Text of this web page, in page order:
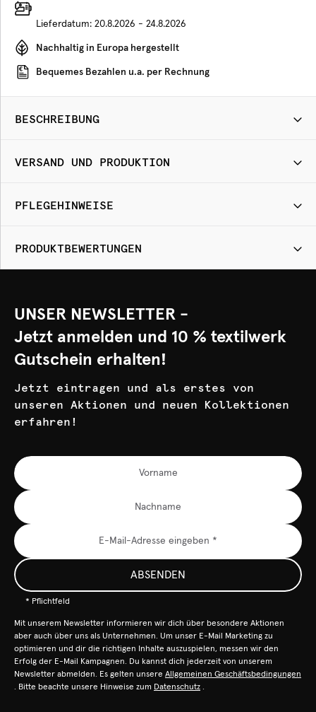
Lieferdatum: 20.8.2026 - 24.8.2026
Nachhaltig in Europa hergestellt
Bequemes Bezahlen u.a. per Rechnung
BESCHREIBUNG
VERSAND UND PRODUKTION
PFLEGEHINWEISE
PRODUKTBEWERTUNGEN
UNSER NEWSLETTER -
Jetzt anmelden und 10 % textilwerk
Gutschein erhalten!
Jetzt eintragen und als erstes von
unseren Aktionen und neuen Kollektionen
erfahren!
ABSENDEN
* Pflichtfeld
Mit unserem Newsletter informieren wir dich über besondere Aktionen
aber auch über uns als Unternehmen. Um unser E-Mail Marketing zu
optimieren und dir die richtigen Inhalte auszuspielen, messen wir den
Erfolg der E-Mail Kampagnen. Du kannst dich jederzeit von unserem
Newsletter abmelden. Es gelten unsere Allgemeinen Geschäftsbedingungen
. Bitte beachte unsere Hinweise zum Datenschutz .